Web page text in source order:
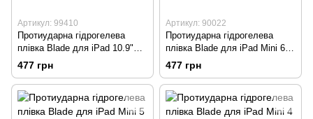
Артикул: 99410
Протиударна гідрогелева
плівка Blade для iPad 10.9"
Transparent
477 грн
Артикул: 90022
Протиударна гідрогелева
плівка Blade для iPad Mini 6
Transparent
477 грн